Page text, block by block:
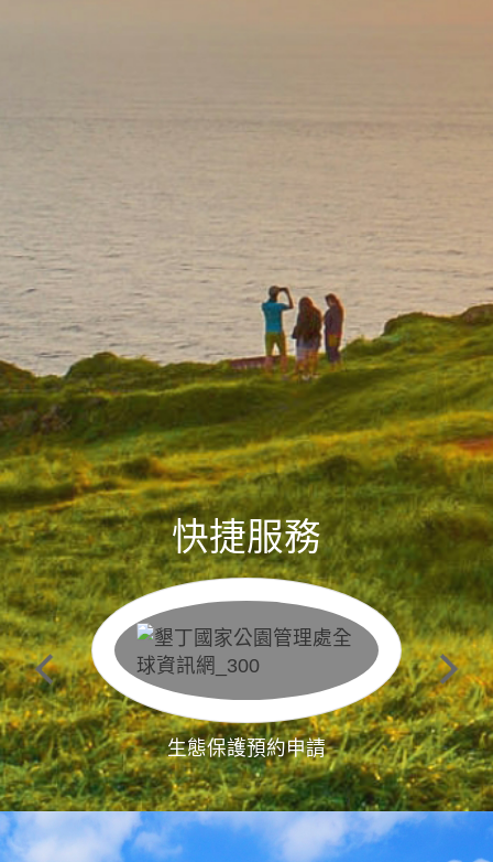
快捷服務
生態保護預約申請